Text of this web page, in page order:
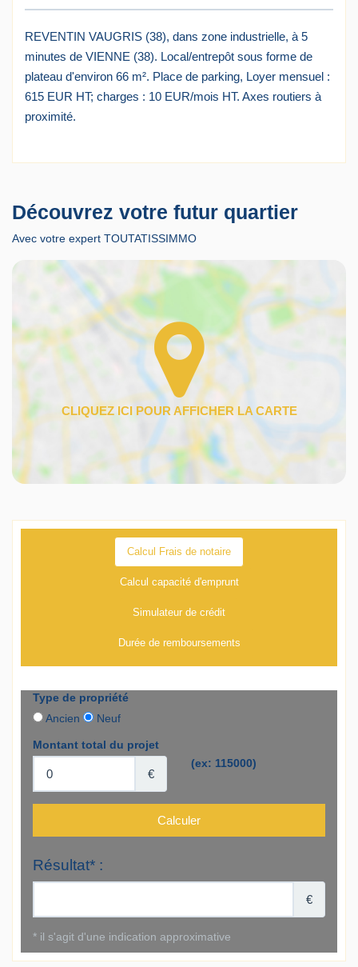
REVENTIN VAUGRIS (38), dans zone industrielle, à 5
minutes de VIENNE (38). Local/entrepôt sous forme de
plateau d'environ 66 m². Place de parking, Loyer mensuel :
615 EUR HT; charges : 10 EUR/mois HT. Axes routiers à
proximité.
Découvrez votre futur quartier
Avec votre expert TOUTATISSIMMO
Calcul Frais de notaire
Calcul capacité d'emprunt
Simulateur de crédit
Durée de remboursements